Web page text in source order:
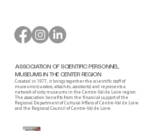
ASSOCIATION OF SCIENTIFIC PERSONNEL
MUSEUMS IN THE CENTER REGION
Created in 1977, it brings together the scientific staff of
museums (curators, attachés, assistants) and represents a
network of sixty museums in the Centre-Val de Loire region.
The association benefits from the financial support of the
Regional Department of Cultural Affairs of Centre-Val de Loire
and the Regional Council of Centre-Val de Loire.